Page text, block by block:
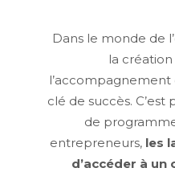
Dans le monde de
la création
clé de succès.
de
entrepreneurs, les
d’accéder à un